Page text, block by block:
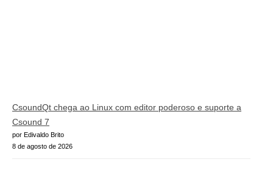
CsoundQt chega ao Linux com editor poderoso e suporte a
Csound 7
por Edivaldo Brito
8 de agosto de 2026